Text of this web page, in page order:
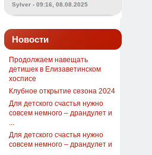
Sylver - 09:16, 08.08.2025
Новости
Продолжаем навещать
детишек в Елизаветинском
хосписе
Клубное открытие сезона 2024
Для детского счастья нужно
совсем немного – драндулет и
Для детского счастья нужно
совсем немного – драндулет и